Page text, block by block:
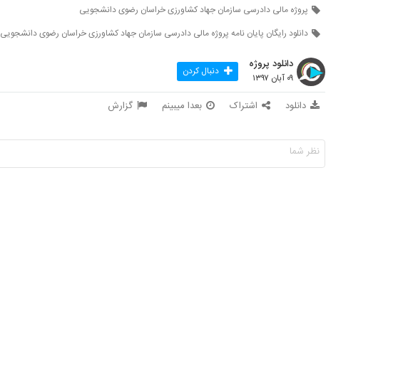
پروژه مالی دادرسی سازمان جهاد کشاورزی خراسان رضوی دانشجویی
دانلود رایگان پایان نامه پروژه مالی دادرسی سازمان جهاد کشاورزی خراسان رضوی دانشجویی
دانلود پروژه
۰۹ آبان ۱۳۹۷ دنبال کردن
دانلود اشتراک بعدا میبینم گزارش